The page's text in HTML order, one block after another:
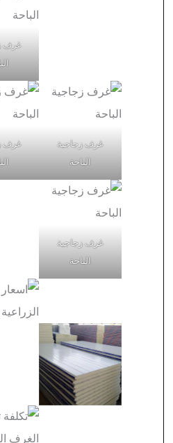
غرف
غرف زجاجية
الباحة
غرف
غرف زجاجية
الباحة